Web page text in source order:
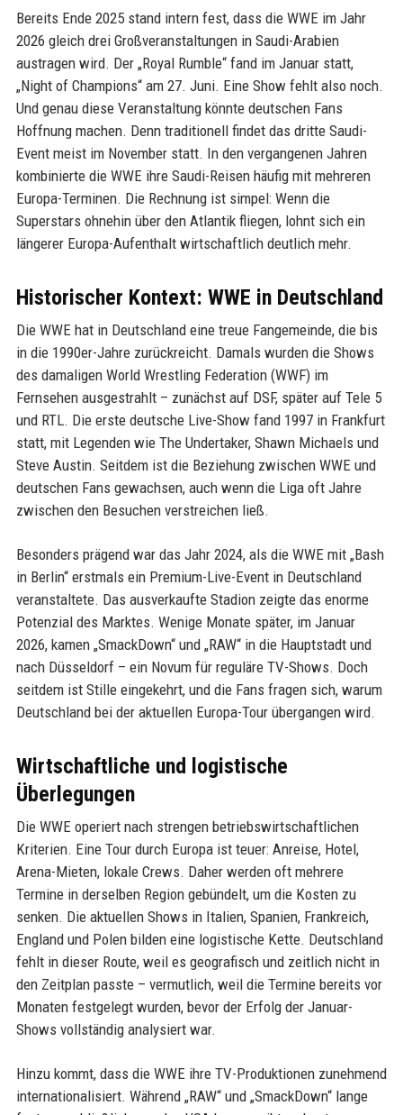
Bereits Ende 2025 stand intern fest, dass die WWE im Jahr
2026 gleich drei Großveranstaltungen in Saudi-Arabien
austragen wird. Der „Royal Rumble“ fand im Januar statt,
„Night of Champions“ am 27. Juni. Eine Show fehlt also noch.
Und genau diese Veranstaltung könnte deutschen Fans
Hoffnung machen. Denn traditionell findet das dritte Saudi-
Event meist im November statt. In den vergangenen Jahren
kombinierte die WWE ihre Saudi-Reisen häufig mit mehreren
Europa-Terminen. Die Rechnung ist simpel: Wenn die
Superstars ohnehin über den Atlantik fliegen, lohnt sich ein
längerer Europa-Aufenthalt wirtschaftlich deutlich mehr.
Historischer Kontext: WWE in Deutschland
Die WWE hat in Deutschland eine treue Fangemeinde, die bis
in die 1990er-Jahre zurückreicht. Damals wurden die Shows
des damaligen World Wrestling Federation (WWF) im
Fernsehen ausgestrahlt – zunächst auf DSF, später auf Tele 5
und RTL. Die erste deutsche Live-Show fand 1997 in Frankfurt
statt, mit Legenden wie The Undertaker, Shawn Michaels und
Steve Austin. Seitdem ist die Beziehung zwischen WWE und
deutschen Fans gewachsen, auch wenn die Liga oft Jahre
zwischen den Besuchen verstreichen ließ.
Besonders prägend war das Jahr 2024, als die WWE mit „Bash
in Berlin“ erstmals ein Premium-Live-Event in Deutschland
veranstaltete. Das ausverkaufte Stadion zeigte das enorme
Potenzial des Marktes. Wenige Monate später, im Januar
2026, kamen „SmackDown“ und „RAW“ in die Hauptstadt und
nach Düsseldorf – ein Novum für reguläre TV-Shows. Doch
seitdem ist Stille eingekehrt, und die Fans fragen sich, warum
Deutschland bei der aktuellen Europa-Tour übergangen wird.
Wirtschaftliche und logistische
Überlegungen
Die WWE operiert nach strengen betriebswirtschaftlichen
Kriterien. Eine Tour durch Europa ist teuer: Anreise, Hotel,
Arena-Mieten, lokale Crews. Daher werden oft mehrere
Termine in derselben Region gebündelt, um die Kosten zu
senken. Die aktuellen Shows in Italien, Spanien, Frankreich,
England und Polen bilden eine logistische Kette. Deutschland
fehlt in dieser Route, weil es geografisch und zeitlich nicht in
den Zeitplan passte – vermutlich, weil die Termine bereits vor
Monaten festgelegt wurden, bevor der Erfolg der Januar-
Shows vollständig analysiert war.
Hinzu kommt, dass die WWE ihre TV-Produktionen zunehmend
internationalisiert. Während „RAW“ und „SmackDown“ lange